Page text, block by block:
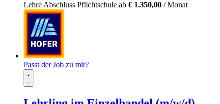
LehreAbschluss Pflichtschule ab € 1.350,00 / Monat
Passt der Job zu mir?